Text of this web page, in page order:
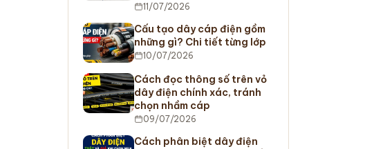
11/07/2026
Cấu tạo dây cáp điện gồm
những gì? Chi tiết từng lớp
10/07/2026
Cách đọc thông số trên vỏ
dây điện chính xác, tránh
chọn nhầm cáp
09/07/2026
Cách phân biệt dây điện